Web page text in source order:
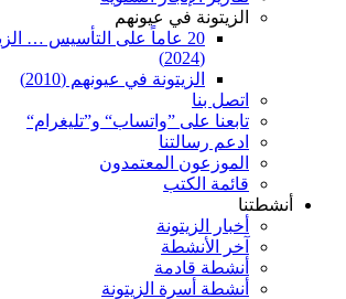
الزيتونة في عيونهم
20 عاماً على التأسيس …
(2024)
الزيتونة في عيونهم (2010)
اتصل بنا
تابعنا على ”واتساب“ و”تليغرام“
ادعم رسالتنا
الموزعون المعتمدون
قائمة الكتب
أنشطتنا
أخبار الزيتونة
آخر الأنشطة
أنشطة قادمة
أنشطة أسرة الزيتونة